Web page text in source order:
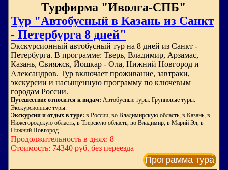
Турфирма "Иволга-СПБ"
Тур "Автобусный в Казань из Санкт
- Петербурга 8 дней"
Экскурсионный автобусный тур на 8 дней из Санкт -
Петербурга. В программе: Тверь, Владимир, Арзамас,
Казань, Свияжск, Йошкар - Ола, Нижний Новгород и
Александров. Тур включает проживание, завтраки,
экскурсии и насыщенную программу по ключевым
городам России.
Путешествие относится к видам: Автобусные туры. Групповые туры.
Экскурсионные туры.
Экскурсии и отдых в туре: в России, во Владимирскую область, в Казань, в
Нижегородскую область, в Тверскую область, во Владимир, в Марий Эл, в
Нижний Новгород
Продолжительность в днях: 8
Стоимость: 74340 руб. без переезда
Программа тура